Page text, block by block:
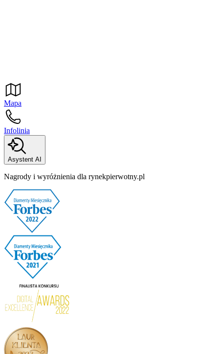
Mapa
Infolinia
Asystent AI
Nagrody i wyróżnienia dla rynekpierwotny.pl